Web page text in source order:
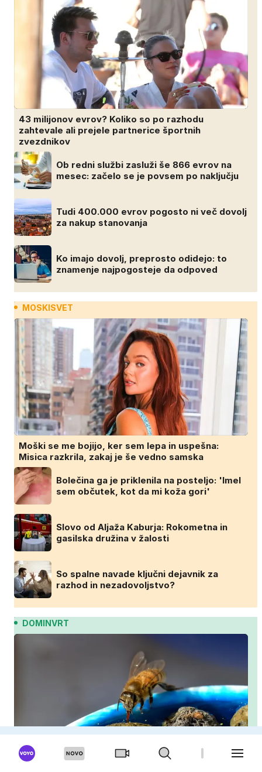
43 milijonov evrov? Koliko so po razhodu
zahtevale ali prejele partnerice športnih
zvezdnikov
Ob redni službi zasluži še 866 evrov na
mesec: začelo se je povsem po naključju
Tudi 400.000 evrov pogosto ni več dovolj
za nakup stanovanja
Ko imajo dovolj, preprosto odidejo: to
znamenje najpogosteje da odpoved
MOSKISVET
Moški se me bojijo, ker sem lepa in uspešna:
Misica razkrila, zakaj je še vedno samska
Bolečina ga je priklenila na posteljo: 'Imel
sem občutek, kot da mi koža gori'
Slovo od Aljaža Kaburja: Rokometna in
gasilska družina v žalosti
So spalne navade ključni dejavnik za
razhod in nezadovoljstvo?
DOMINVRT
Kako pomagati čebelam in drugim opraševalcem